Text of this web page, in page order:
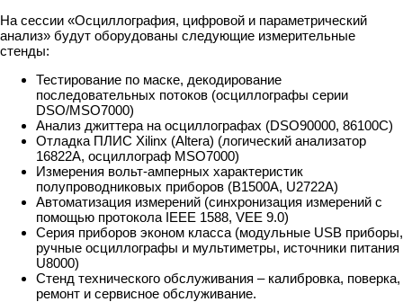
На сессии «Осциллография, цифровой и параметрический
анализ» будут оборудованы следующие измерительные
стенды:
Тестирование по маске, декодирование
последовательных потоков (осциллографы серии
DSO/MSO7000)
Анализ джиттера на осциллографах (DSO90000, 86100C)
Отладка ПЛИС Xilinx (Altera) (логический анализатор
16822А, осциллограф MSO7000)
Измерения вольт-амперных характеристик
полупроводниковых приборов (B1500A, U2722A)
Автоматизация измерений (синхронизация измерений с
помощью протокола IEEE 1588, VEE 9.0)
Серия приборов эконом класса (модульные USB приборы,
ручные осциллографы и мультиметры, источники питания
U8000)
Стенд технического обслуживания – калибровка, поверка,
ремонт и сервисное обслуживание.